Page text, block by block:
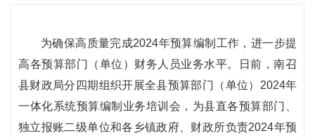
为确保高质量完成2024年预算编制工作，进一步提
高各预算部门（单位）财务人员业务水平。日前，南召
县财政局分四期组织开展全县预算部门（单位）2024年
一体化系统预算编制业务培训会，为县直各预算部门、
独立报账二级单位和各乡镇政府、财政所负责2024年预